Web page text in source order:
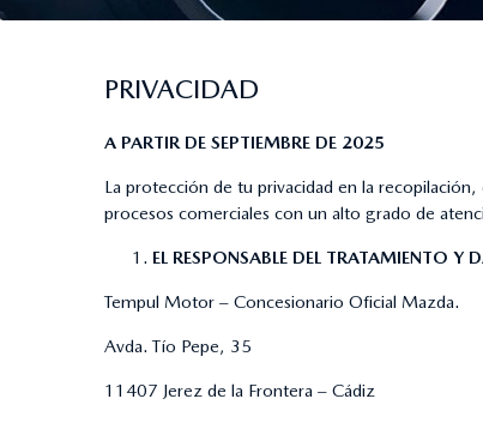
PRIVACIDAD
A PARTIR DE SEPTIEMBRE DE 2025
La protección de tu privacidad en la
procesos comerciales con un alto grado de
EL RESPONSABLE DEL TRATAMIENTO Y
Tempul Motor – Concesionario Oficial Mazda.
Avda. Tío Pepe, 35
11407 Jerez de la Frontera – Cádiz